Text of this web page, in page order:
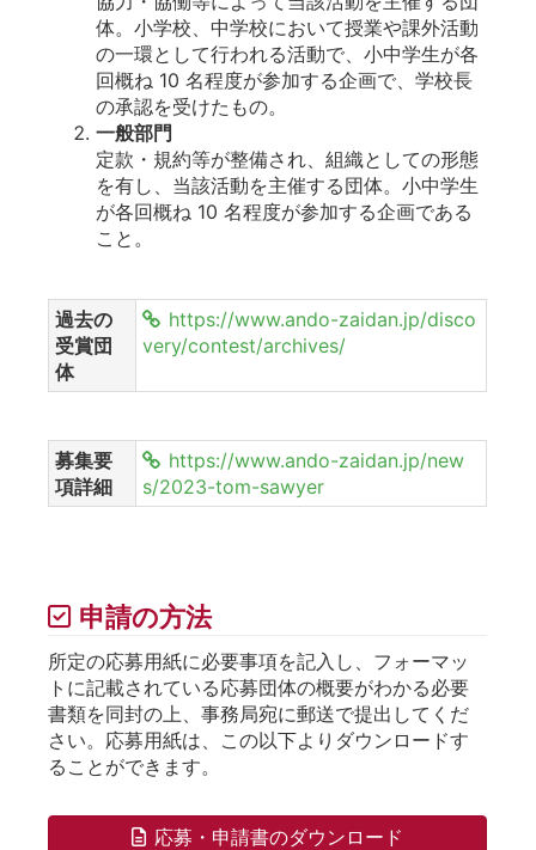
体。小学校、中学校において授業や課外活動
の一環として行われる活動で、小中学生が各
回概ね 10 名程度が参加する企画で、学校長
の承認を受けたもの。
一般部門
定款・規約等が整備され、組織としての形態
を有し、当該活動を主催する団体。小中学生
が各回概ね 10 名程度が参加する企画である
こと。
過去の
受賞団
体
https://www.ando-zaidan.jp/disco
very/contest/archives/
募集要
項詳細
https://www.ando-zaidan.jp/new
s/2023-tom-sawyer
申請の方法
所定の応募用紙に必要事項を記入し、フォーマッ
トに記載されている応募団体の概要がわかる必要
書類を同封の上、事務局宛に郵送で提出してくだ
さい。応募用紙は、この以下よりダウンロードす
ることができます。
応募・申請書のダウンロード